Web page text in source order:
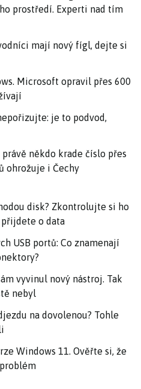
prostředí. Experti nad tím
mají nový fígl, dejte si
Microsoft opravil přes 600
je to podvod,
někdo krade číslo přes
ohrožuje i Čechy
disk? Zkontrolujte si ho
o data
USB portů: Co znamenají
vyvinul nový nástroj. Tak
nebyl
na dovolenou? Tohle
Windows 11. Ověřte si, že